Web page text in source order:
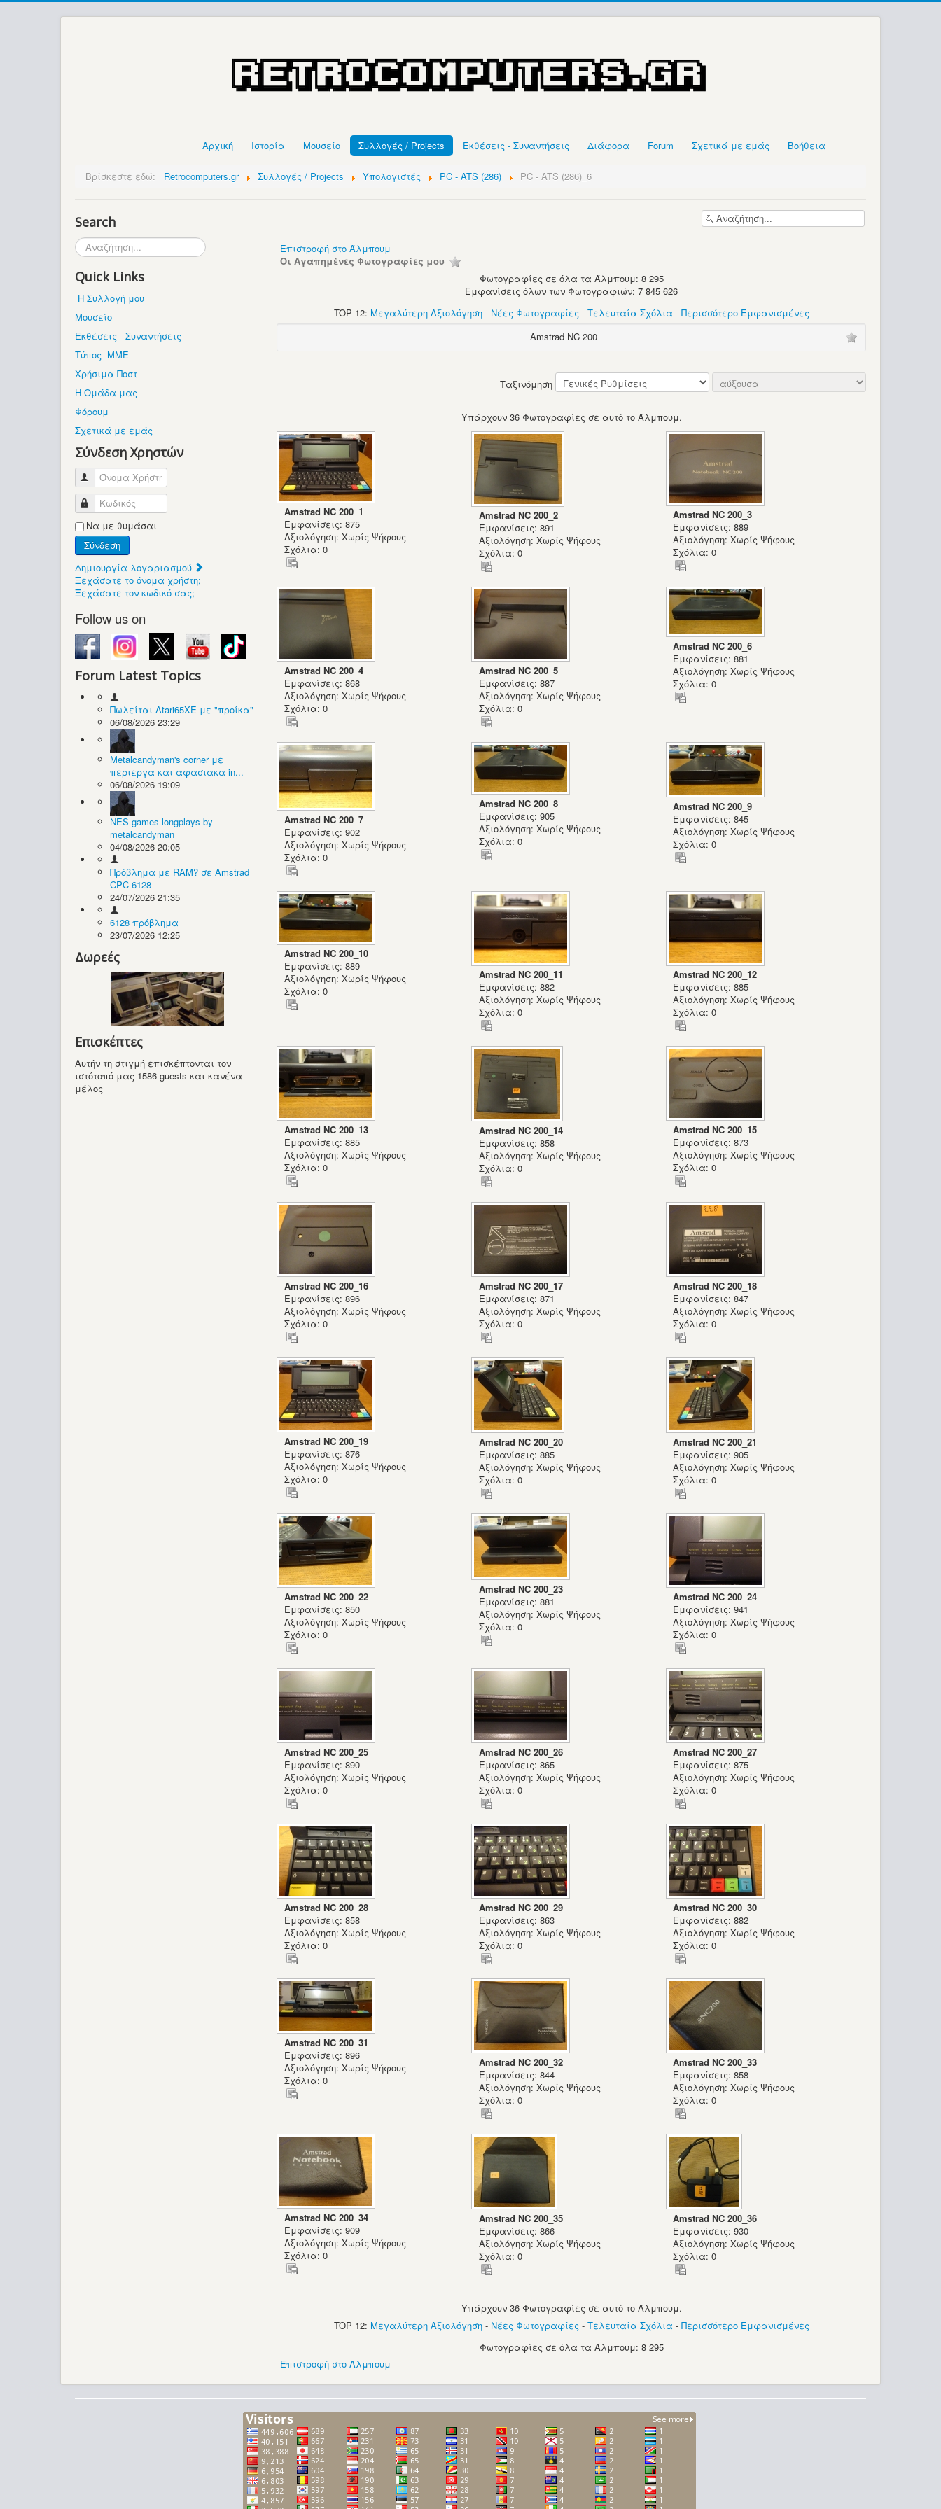
Αρχική Ιστορία Μουσείο Συλλογές / Projects Εκθέσεις - Συναντήσεις Διάφορα Forum Σχετικά με εμάς Βοήθεια
Βρίσκεστε εδώ: Retrocomputers.gr Συλλογές / Projects Υπολογιστές PC - ATS (286) PC - ATS (286)_6
Search
Αναζήτηση...
Quick Links
Η Συλλογή μου
Μουσείο
Εκθέσεις - Συναντήσεις
Τύπος- ΜΜΕ
Χρήσιμα Ποστ
Η Ομάδα μας
Φόρουμ
Σχετικά με εμάς
Σύνδεση Χρηστών
Όνομα Χρήστη
Κωδικός
Να με θυμάσαι
Σύνδεση
Δημιουργία λογαριασμού
Ξεχάσατε το όνομα χρήστη;
Ξεχάσατε τον κωδικό σας;
Follow us on
Forum Latest Topics
Πωλείται Atari65XE με "προίκα"
06/08/2026 23:29
Metalcandyman's corner με
περιεργα και αφασιακα in...
06/08/2026 19:09
NES games longplays by
metalcandyman
04/08/2026 20:05
Πρόβλημα με RAM? σε Amstrad
CPC 6128
24/07/2026 21:35
6128 πρόβλημα
23/07/2026 12:25
Δωρεές
Επισκέπτες
Αυτήν τη στιγμή επισκέπτονται τον
ιστότοπό μας 1586 guests και κανένα
μέλος
Επιστροφή στο Άλμπουμ
Οι Αγαπημένες Φωτογραφίες μου
Φωτογραφίες σε όλα τα Άλμπουμ: 8 295
Εμφανίσεις όλων των Φωτογραφιών: 7 845 626
TOP 12: Μεγαλύτερη Αξιολόγηση- Νέες Φωτογραφίες - Τελευταία Σχόλια - Περισσότερο Εμφανισμένες
Amstrad NC 200
Ταξινόμηση
Υπάρχουν 36 Φωτογραφίες σε αυτό το Άλμπουμ.
Amstrad NC 200_1
Εμφανίσεις: 875
Αξιολόγηση: Χωρίς Ψήφους
Σχόλια: 0
Amstrad NC 200_2
Εμφανίσεις: 891
Αξιολόγηση: Χωρίς Ψήφους
Σχόλια: 0
Amstrad NC 200_3
Εμφανίσεις: 889
Αξιολόγηση: Χωρίς Ψήφους
Σχόλια: 0
Amstrad NC 200_4
Εμφανίσεις: 868
Αξιολόγηση: Χωρίς Ψήφους
Σχόλια: 0
Amstrad NC 200_5
Εμφανίσεις: 887
Αξιολόγηση: Χωρίς Ψήφους
Σχόλια: 0
Amstrad NC 200_6
Εμφανίσεις: 881
Αξιολόγηση: Χωρίς Ψήφους
Σχόλια: 0
Amstrad NC 200_7
Εμφανίσεις: 902
Αξιολόγηση: Χωρίς Ψήφους
Σχόλια: 0
Amstrad NC 200_8
Εμφανίσεις: 905
Αξιολόγηση: Χωρίς Ψήφους
Σχόλια: 0
Amstrad NC 200_9
Εμφανίσεις: 845
Αξιολόγηση: Χωρίς Ψήφους
Σχόλια: 0
Amstrad NC 200_10
Εμφανίσεις: 889
Αξιολόγηση: Χωρίς Ψήφους
Σχόλια: 0
Amstrad NC 200_11
Εμφανίσεις: 882
Αξιολόγηση: Χωρίς Ψήφους
Σχόλια: 0
Amstrad NC 200_12
Εμφανίσεις: 885
Αξιολόγηση: Χωρίς Ψήφους
Σχόλια: 0
Amstrad NC 200_13
Εμφανίσεις: 885
Αξιολόγηση: Χωρίς Ψήφους
Σχόλια: 0
Amstrad NC 200_14
Εμφανίσεις: 858
Αξιολόγηση: Χωρίς Ψήφους
Σχόλια: 0
Amstrad NC 200_15
Εμφανίσεις: 873
Αξιολόγηση: Χωρίς Ψήφους
Σχόλια: 0
Amstrad NC 200_16
Εμφανίσεις: 896
Αξιολόγηση: Χωρίς Ψήφους
Σχόλια: 0
Amstrad NC 200_17
Εμφανίσεις: 871
Αξιολόγηση: Χωρίς Ψήφους
Σχόλια: 0
Amstrad NC 200_18
Εμφανίσεις: 847
Αξιολόγηση: Χωρίς Ψήφους
Σχόλια: 0
Amstrad NC 200_19
Εμφανίσεις: 876
Αξιολόγηση: Χωρίς Ψήφους
Σχόλια: 0
Amstrad NC 200_20
Εμφανίσεις: 885
Αξιολόγηση: Χωρίς Ψήφους
Σχόλια: 0
Amstrad NC 200_21
Εμφανίσεις: 905
Αξιολόγηση: Χωρίς Ψήφους
Σχόλια: 0
Amstrad NC 200_22
Εμφανίσεις: 850
Αξιολόγηση: Χωρίς Ψήφους
Σχόλια: 0
Amstrad NC 200_23
Εμφανίσεις: 881
Αξιολόγηση: Χωρίς Ψήφους
Σχόλια: 0
Amstrad NC 200_24
Εμφανίσεις: 941
Αξιολόγηση: Χωρίς Ψήφους
Σχόλια: 0
Amstrad NC 200_25
Εμφανίσεις: 890
Αξιολόγηση: Χωρίς Ψήφους
Σχόλια: 0
Amstrad NC 200_26
Εμφανίσεις: 865
Αξιολόγηση: Χωρίς Ψήφους
Σχόλια: 0
Amstrad NC 200_27
Εμφανίσεις: 875
Αξιολόγηση: Χωρίς Ψήφους
Σχόλια: 0
Amstrad NC 200_28
Εμφανίσεις: 858
Αξιολόγηση: Χωρίς Ψήφους
Σχόλια: 0
Amstrad NC 200_29
Εμφανίσεις: 863
Αξιολόγηση: Χωρίς Ψήφους
Σχόλια: 0
Amstrad NC 200_30
Εμφανίσεις: 882
Αξιολόγηση: Χωρίς Ψήφους
Σχόλια: 0
Amstrad NC 200_31
Εμφανίσεις: 896
Αξιολόγηση: Χωρίς Ψήφους
Σχόλια: 0
Amstrad NC 200_32
Εμφανίσεις: 844
Αξιολόγηση: Χωρίς Ψήφους
Σχόλια: 0
Amstrad NC 200_33
Εμφανίσεις: 858
Αξιολόγηση: Χωρίς Ψήφους
Σχόλια: 0
Amstrad NC 200_34
Εμφανίσεις: 909
Αξιολόγηση: Χωρίς Ψήφους
Σχόλια: 0
Amstrad NC 200_35
Εμφανίσεις: 866
Αξιολόγηση: Χωρίς Ψήφους
Σχόλια: 0
Amstrad NC 200_36
Εμφανίσεις: 930
Αξιολόγηση: Χωρίς Ψήφους
Σχόλια: 0
Υπάρχουν 36 Φωτογραφίες σε αυτό το Άλμπουμ.
TOP 12: Μεγαλύτερη Αξιολόγηση- Νέες Φωτογραφίες - Τελευταία Σχόλια - Περισσότερο Εμφανισμένες
Φωτογραφίες σε όλα τα Άλμπουμ: 8 295
Επιστροφή στο Άλμπουμ